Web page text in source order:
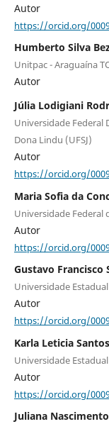
Autor
https://orcid.org/
Humberto Silva
Unitpac - Araguaína
Autor
Júlia Lodigiani
Universidade Federal
Dona Lindu (UFSJ)
Autor
https://orcid.org/
Maria Sofia da
Universidade Federal
Autor
https://orcid.org/
Gustavo Francisco
Universidade
Autor
https://orcid.org/
Karla Leticia
Universidade
Autor
https://orcid.org/
Juliana